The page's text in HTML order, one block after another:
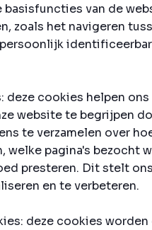
basisfuncties van de
zoals het navigeren
persoonlijk
deze cookies helpen ons
website te begrijpen
te verzamelen over
welke pagina's bezocht
presteren. Dit stelt
en te verbeteren.
deze cookies